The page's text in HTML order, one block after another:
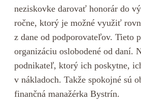
neziskovke darovať honorár do
ročne, ktorý je možné využiť
z dane od podporovateľov. Tieto
organizáciu oslobodené od daní.
podnikateľ, ktorý ich poskytne,
v nákladoch. Takže spokojné sú
finančná manažérka Bystrín.